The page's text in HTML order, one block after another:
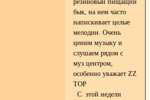
резиновый пищащий
бык, на нем часто
напискивает целые
мелодии. Очень
ценим музыку и
слушаем рядом с
муз.центром,
особенно уважает ZZ
TОР
C этой недели